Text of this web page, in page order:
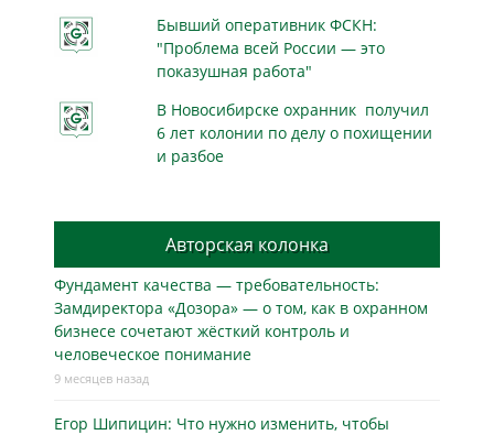
Бывший оперативник ФСКН:
"Проблема всей России — это
показушная работа"
В Новосибирске охранник получил
6 лет колонии по делу о похищении
и разбое
Авторская колонка
Фундамент качества — требовательность:
Замдиректора «Дозора» — о том, как в охранном
бизнесe сочетают жёсткий контроль и
человеческое понимание
9 месяцев назад
Егор Шипицин: Что нужно изменить, чтобы